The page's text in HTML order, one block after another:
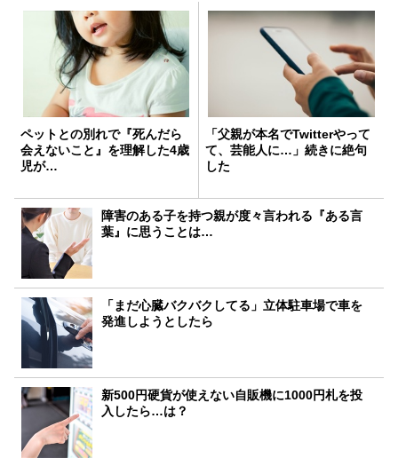
ペットとの別れで『死んだら
会えないこと』を理解した4歳
児が…
「父親が本名でTwitterやって
て、芸能人に…」続きに絶句
した
障害のある子を持つ親が度々言われる『ある言
葉』に思うことは…
「まだ心臓バクバクしてる」立体駐車場で車を
発進しようとしたら
新500円硬貨が使えない自販機に1000円札を投
入したら…は？